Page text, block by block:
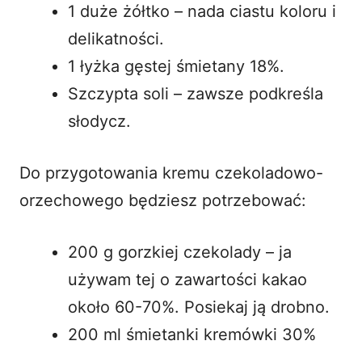
1 duże żółtko – nada ciastu koloru i
delikatności.
1 łyżka gęstej śmietany 18%.
Szczypta soli – zawsze podkreśla
słodycz.
Do przygotowania kremu czekoladowo-
orzechowego będziesz potrzebować:
200 g gorzkiej czekolady – ja
używam tej o zawartości kakao
około 60-70%. Posiekaj ją drobno.
200 ml śmietanki kremówki 30%